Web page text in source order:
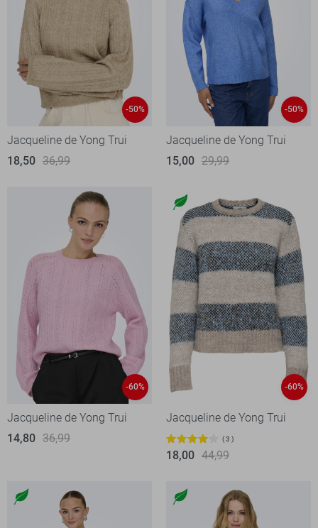
-50%
Jacqueline de Yong Trui
18,50 36,99
-50%
Jacqueline de Yong Trui
15,00 29,99
-60%
Jacqueline de Yong Trui
14,80 36,99
-60%
Jacqueline de Yong Trui
3
18,00 44,99